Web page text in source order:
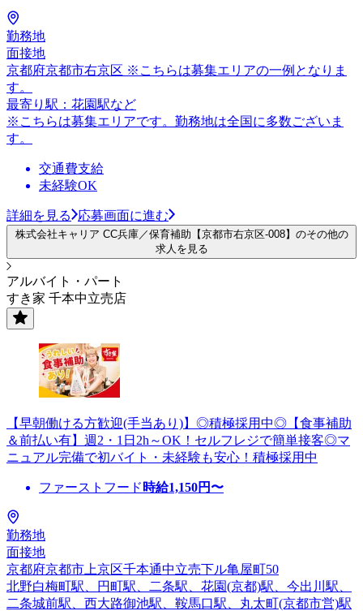
勤務地
面接地
京都府京都市右京区 ※こちらは募集エリアの一例となりま
す。
最寄り駅：花園駅など
※こちらは募集エリアです。勤務地は全国に多数ございま
す。
交通費支給
未経験OK
詳細を見る 応募画面に進む
株式会社キャリア CC兵庫／保育補助【京都市右京区-008】のその他の
求人を見る
アルバイト・パート
すき家 千本中立売店
【早朝働ける方歓迎(手当あり)】◎積極採用中◎【食事補助
＆前払い有】週2・1日2h～OK！セルフレジで簡単接客◎マ
ニュアル完備で初バイト・未経験も安心！積極採用中
ファーストフード 時給1,150円〜
勤務地
面接地
京都府京都市上京区千本通中立売下ル亀屋町50
北野白梅町駅、円町駅、二条駅、花園(京都)駅、今出川駅、
二条城前駅、西大路御池駅、鞍馬口駅、丸太町(京都市営)駅